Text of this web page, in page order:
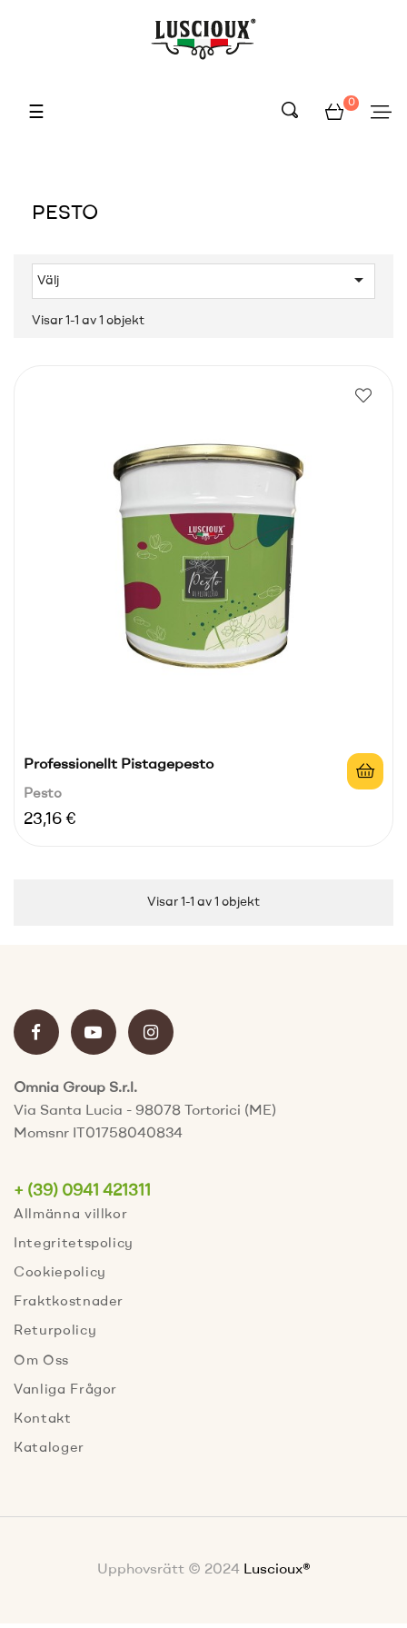
Toggle
☰
0
PESTO
Välj 
Visar 1-1 av 1 objekt
Professionellt Pistagepesto
Pesto
Pris
23,16 €
Visar 1-1 av 1 objekt
Omnia Group S.r.l.
Via Santa Lucia - 98078 Tortorici (ME)
Momsnr IT01758040834
+ (39) 0941 421311
Allmänna villkor
Integritetspolicy
Cookiepolicy
Fraktkostnader
Returpolicy
Om Oss
Vanliga Frågor
Kontakt
Kataloger
Upphovsrätt © 2024Luscioux®